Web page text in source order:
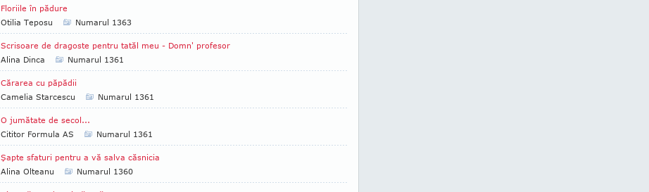
Floriile în pădure
Otilia Teposu
Numarul 1363
Scrisoare de dragoste pentru tatăl meu - Domn' profesor
Alina Dinca
Numarul 1361
Cărarea cu păpădii
Camelia Starcescu
Numarul 1361
O jumătate de secol...
Cititor Formula AS
Numarul 1361
Şapte sfaturi pentru a vă salva căsnicia
Alina Olteanu
Numarul 1360